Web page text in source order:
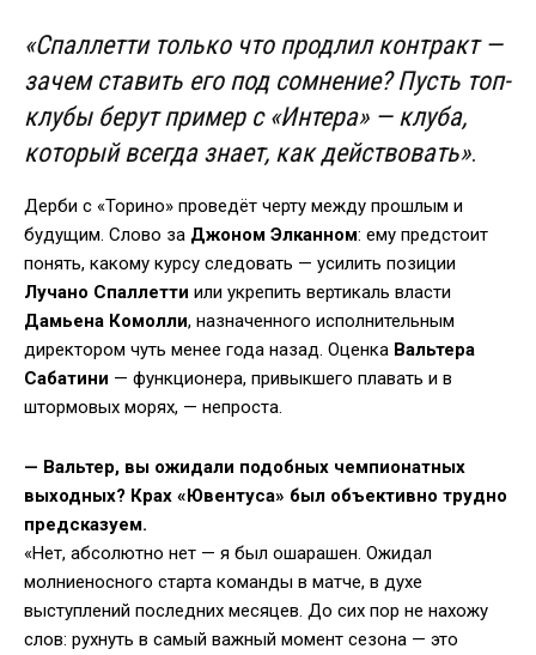
«Спаллетти только что продлил контракт —
зачем ставить его под сомнение? Пусть топ-
клубы берут пример с «Интера»— клуба,
который всегда знает, как действовать».
Дерби с «Торино» проведёт черту между прошлым и
будущим. Слово за Джоном Элканном: ему предстоит
понять, какому курсу следовать — усилить позиции
Лучано Спаллетти или укрепить вертикаль власти
Дамьена Комолли, назначенного исполнительным
директором чуть менее года назад. Оценка Вальтера
Сабатини — функционера, привыкшего плавать и в
штормовых морях, — непроста.
— Вальтер, вы ожидали подобных чемпионатных
выходных? Крах «Ювентуса» был объективно трудно
предсказуем.
«Нет, абсолютно нет — я был ошарашен. Ожидал
молниеносного старта команды в матче, в духе
выступлений последних месяцев. До сих пор не нахожу
слов: рухнуть в самый важный момент сезона — это